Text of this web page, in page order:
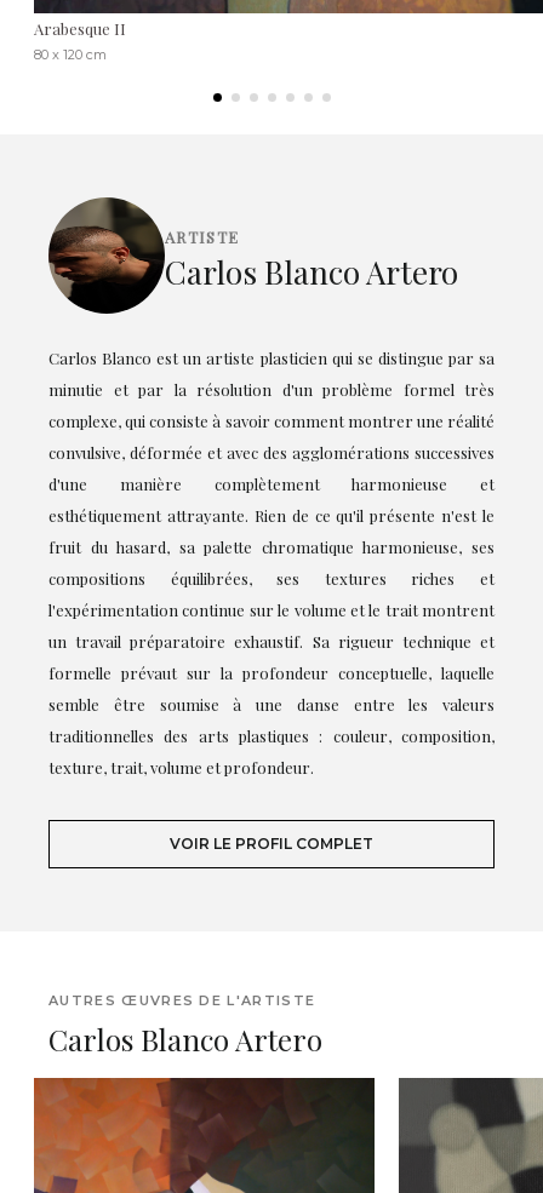
Arabesque II
80 x 120 cm
ARTISTE
Carlos Blanco Artero
Carlos Blanco est un artiste plasticien qui se distingue par sa
minutie et par la résolution d'un problème formel très
complexe, qui consiste à savoir comment montrer une réalité
convulsive, déformée et avec des agglomérations successives
d'une manière complètement harmonieuse et
esthétiquement attrayante. Rien de ce qu'il présente n'est le
fruit du hasard, sa palette chromatique harmonieuse, ses
compositions équilibrées, ses textures riches et
l'expérimentation continue sur le volume et le trait montrent
un travail préparatoire exhaustif. Sa rigueur technique et
formelle prévaut sur la profondeur conceptuelle, laquelle
semble être soumise à une danse entre les valeurs
traditionnelles des arts plastiques : couleur, composition,
texture, trait, volume et profondeur.
VOIR LE PROFIL COMPLET
AUTRES ŒUVRES DE L'ARTISTE
Carlos Blanco Artero